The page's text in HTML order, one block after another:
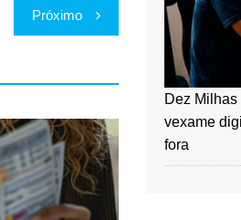
Próximo
Dez
vexame
fora